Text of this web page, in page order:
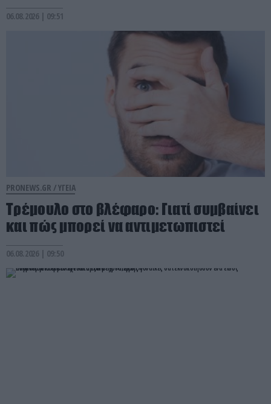
06.08.2026 | 09:51
PRONEWS.GR /ΥΓΕΙΑ
Τρέμουλο στο βλέφαρο: Γιατί συμβαίνει
και πώς μπορεί να αντιμετωπιστεί
06.08.2026 | 09:50